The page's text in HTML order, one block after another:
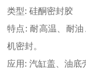
类型: 硅酮密封胶
特点: 耐高温、耐
机密封。
应用: 汽缸盖、油底